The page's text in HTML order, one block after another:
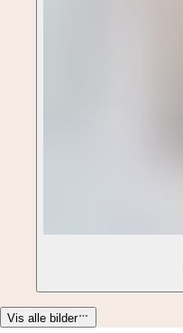
Vis alle bilder